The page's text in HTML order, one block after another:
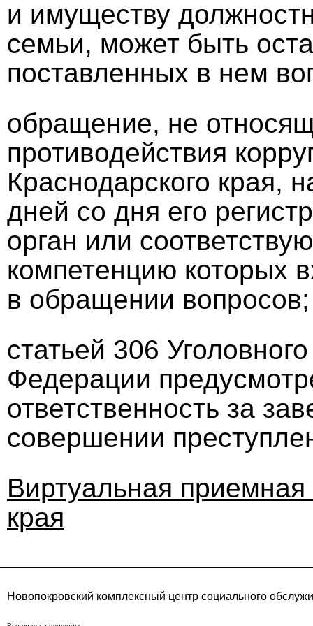
и имуществу
семьи, может быть
поставленных в нем
обращение, не
противодействия
Краснодарского края,
дней со дня его
орган или
компетенцию которых
в обращении вопросов;
статьей 306
Федерации
ответственность за
совершении
Виртуальная приемная
края
Новопокровский комплексный центр социального